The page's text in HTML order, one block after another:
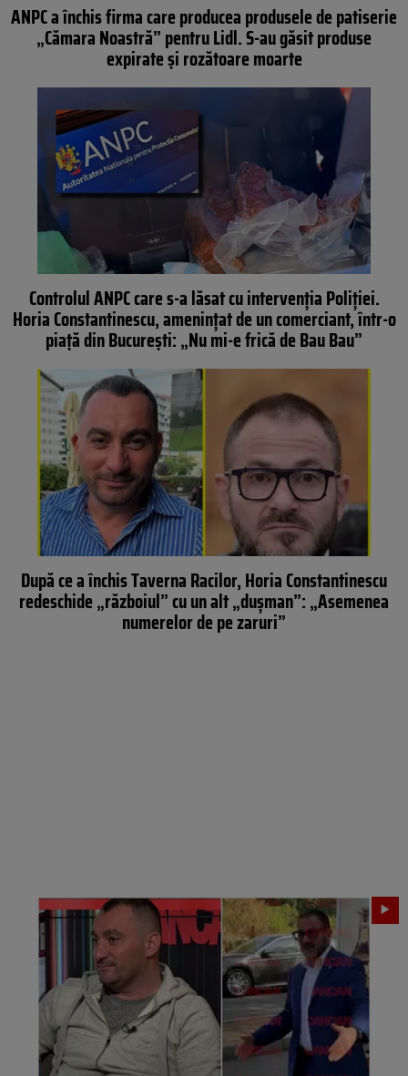
ANPC a închis firma care producea produsele de patiserie
„Cămara Noastră” pentru Lidl. S-au găsit produse
expirate și rozătoare moarte
Controlul ANPC care s-a lăsat cu intervenția Poliției.
Horia Constantinescu, amenințat de un comerciant, într-o
piață din București: „Nu mi-e frică de Bau Bau”
După ce a închis Taverna Racilor, Horia Constantinescu
redeschide „războiul” cu un alt „dușman”: „Asemenea
numerelor de pe zaruri”